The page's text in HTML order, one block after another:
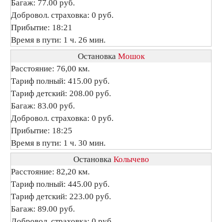
Багаж: 77.00 руб.
Добровол. страховка: 0 руб.
Прибытие: 18:21
Время в пути: 1 ч. 26 мин.
Остановка Мошок
Расстояние: 76,00 км.
Тариф полный: 415.00 руб.
Тариф детский: 208.00 руб.
Багаж: 83.00 руб.
Добровол. страховка: 0 руб.
Прибытие: 18:25
Время в пути: 1 ч. 30 мин.
Остановка Колычево
Расстояние: 82,20 км.
Тариф полный: 445.00 руб.
Тариф детский: 223.00 руб.
Багаж: 89.00 руб.